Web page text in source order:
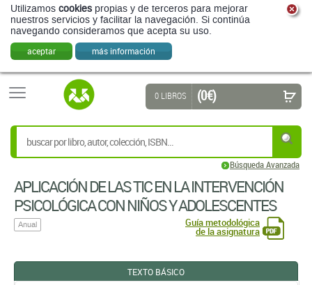
Utilizamos cookies propias y de terceros para mejorar
nuestros servicios y facilitar la navegación. Si continúa
navegando consideramos que acepta su uso.
aceptar más información
Búsqueda Avanzada
0 LIBROS (0 €)
APLICACIÓN DE LAS TIC EN LA INTERVENCIÓN
PSICOLÓGICA CON NIÑOS Y ADOLESCENTES
Anual Guía metodológica
de la asignatura
TEXTO BÁSICO